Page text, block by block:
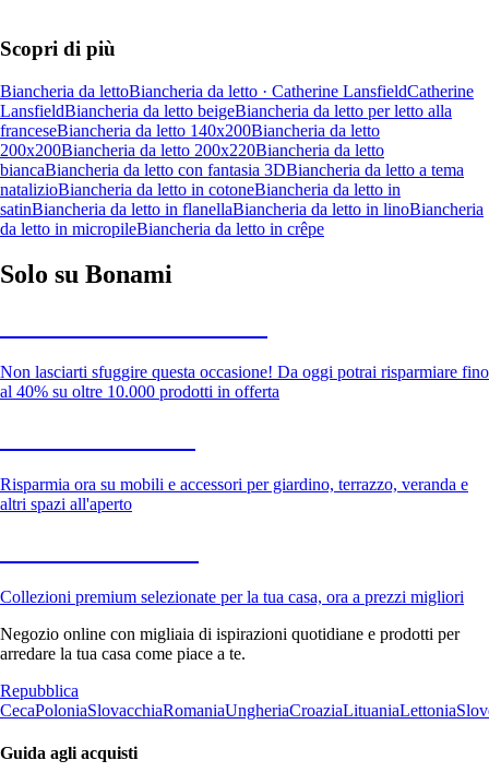
Scopri di più
Biancheria da lettoBiancheria da letto · Catherine LansfieldCatherine
LansfieldBiancheria da letto beigeBiancheria da letto per letto alla
franceseBiancheria da letto 140x200Biancheria da letto
200x200Biancheria da letto 200x220Biancheria da letto
biancaBiancheria da letto con fantasia 3DBiancheria da letto a tema
natalizioBiancheria da letto in cotoneBiancheria da letto in
satinBiancheria da letto in flanellaBiancheria da letto in linoBiancheria
da letto in micropileBiancheria da letto in crêpe
Solo su Bonami
Non lasciarti sfuggire questa occasione! Da oggi potrai risparmiare fino
al 40% su oltre 10.000 prodotti in offerta
Risparmia ora su mobili e accessori per giardino, terrazzo, veranda e
altri spazi all'aperto
Collezioni premium selezionate per la tua casa, ora a prezzi migliori
Negozio online con migliaia di ispirazioni quotidiane e prodotti per
arredare la tua casa come piace a te.
Repubblica
CecaPoloniaSlovacchiaRomaniaUngheriaCroaziaLituaniaLettonia
Guida agli acquisti